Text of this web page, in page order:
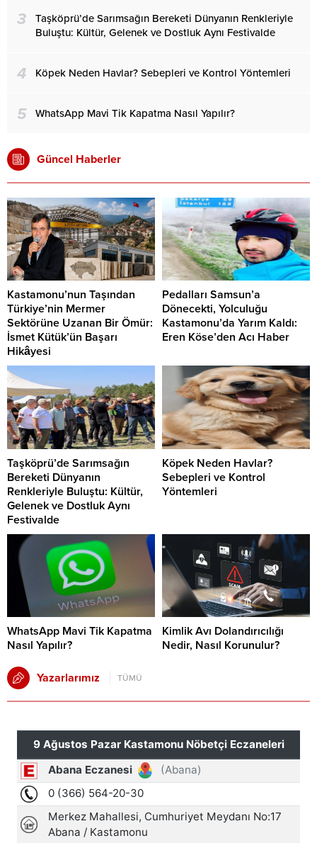
3
Taşköprü’de Sarımsağın Bereketi Dünyanın Renkleriyle
Buluştu: Kültür, Gelenek ve Dostluk Aynı Festivalde
4 Köpek Neden Havlar? Sebepleri ve Kontrol Yöntemleri
5 WhatsApp Mavi Tik Kapatma Nasıl Yapılır?
Güncel Haberler
Kastamonu’nun Taşından
Türkiye’nin Mermer
Sektörüne Uzanan Bir Ömür:
İsmet Kütük’ün Başarı
Hikâyesi
Pedalları Samsun’a
Dönecekti, Yolculuğu
Kastamonu’da Yarım Kaldı:
Eren Köse’den Acı Haber
Taşköprü’de Sarımsağın
Bereketi Dünyanın
Renkleriyle Buluştu: Kültür,
Gelenek ve Dostluk Aynı
Festivalde
Köpek Neden Havlar?
Sebepleri ve Kontrol
Yöntemleri
WhatsApp Mavi Tik Kapatma
Nasıl Yapılır?
Kimlik Avı Dolandırıcılığı
Nedir, Nasıl Korunulur?
Yazarlarımız TÜMÜ